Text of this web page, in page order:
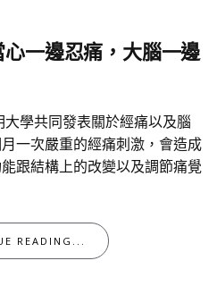
一邊忍痛，大腦一邊
學共同發表關於經痛以及腦
一次嚴重的經痛刺激，會造成
跟結構上的改變以及調節痛覺
READING...